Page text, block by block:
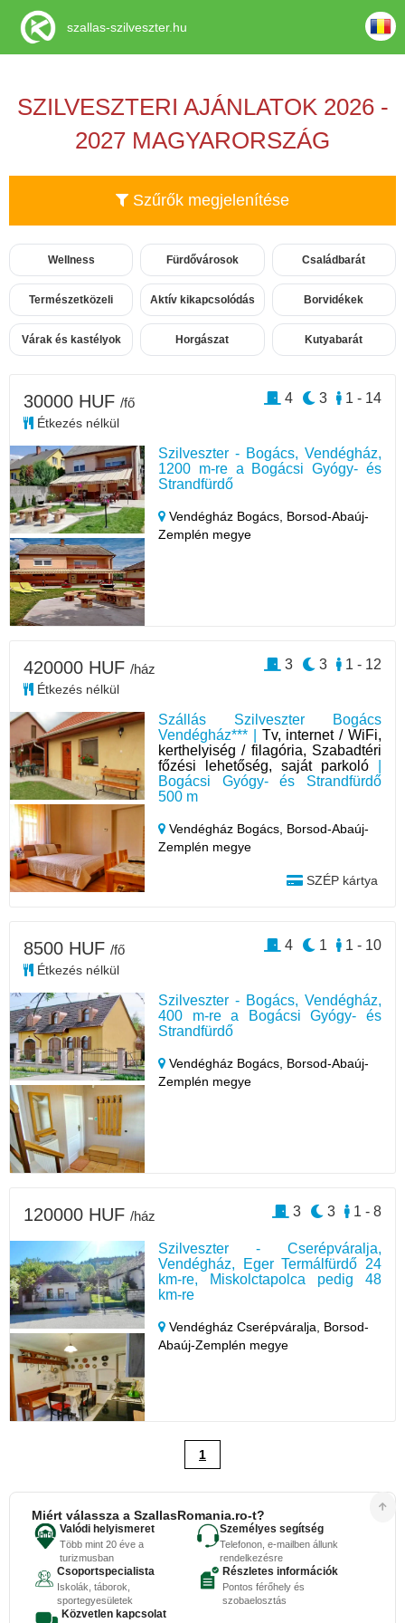
SZILVESZTERI AJÁNLATOK 2026 -
2027 MAGYARORSZÁG
Szűrők megjelenítése
Wellness Fürdővárosok Családbarát
Természetközeli Aktív kikapcsolódás Borvidékek
Várak és kastélyok Horgászat Kutyabarát
Szilveszter - Bogács, Vendégház,
1200 m-re a Bogácsi Gyógy- és
Strandfürdő
Vendégház Bogács, Borsod-Abaúj-
Zemplén megye
30000 HUF /fő
Étkezés nélkül
1 - 14
3
4
Szállás Szilveszter Bogács
Vendégház*** | Tv, internet / WiFi,
kerthelyiség / filagória, Szabadtéri
főzési lehetőség, saját parkoló
Bogácsi Gyógy- és Strandfürdő
500 m
Vendégház Bogács, Borsod-Abaúj-
Zemplén megye
SZÉP kártya
420000 HUF /ház
Étkezés nélkül
1 - 12
3
3
Szilveszter - Bogács, Vendégház,
400 m-re a Bogácsi Gyógy- és
Strandfürdő
Vendégház Bogács, Borsod-Abaúj-
Zemplén megye
8500 HUF /fő
Étkezés nélkül
1 - 10
1
4
Szilveszter - Cserépváralja,
Vendégház, Eger Termálfürdő 24
km-re, Miskolctapolca pedig 48
km-re
Vendégház Cserépváralja, Borsod-
Abaúj-Zemplén megye
120000 HUF /ház 1 - 8
3
3
1
Miért válassza a SzallasRomania.ro-t?
Valódi helyismeret
Több mint 20 éve a
turizmusban
Személyes segítség
Telefonon, e-mailben állunk
rendelkezésre
Csoportspecialista
Iskolák, táborok,
sportegyesületek
Részletes információk
Pontos férőhely és
szobaelosztás
Közvetlen kapcsolat
szallas-szilveszter.hu